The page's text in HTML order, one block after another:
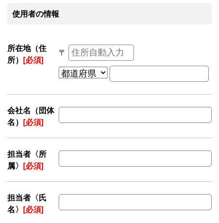
使用者の情報
所在地（住
所） [必須]
〒
会社名（団体
名） [必須]
担当者〈所
属〉 [必須]
担当者〈氏
名〉 [必須]